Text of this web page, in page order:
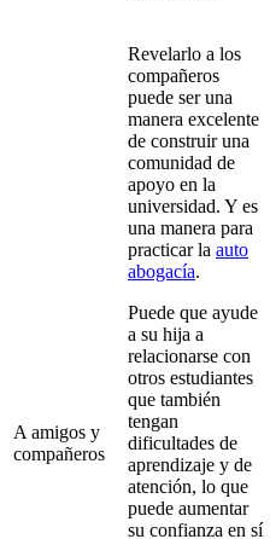
A amigos y
compañeros
Revelarlo a los
compañeros
puede ser una
manera excelente
de construir una
comunidad de
apoyo en la
universidad. Y es
una manera para
practicar la auto
abogacía.
Puede que ayude
a su hija a
relacionarse con
otros estudiantes
que también
tengan
dificultades de
aprendizaje y de
atención, lo que
puede aumentar
su confianza en sí